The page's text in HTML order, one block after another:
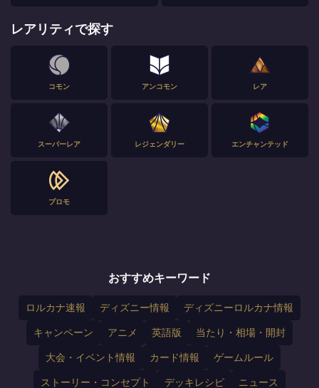
レアリティで探す
コモン アンコモン レア
スーパーレア レジェンダリー エンチャンテッド
プロモ
おすすめキーワード
ロルカナ速報 ディズニー情報 ディズニーロルカナ情報
キャンペーン アニメ 英語版 当たり・相場・開封
大会・イベント情報 カード情報 ゲームルール
ストーリー・コンセプト デッキレシピ ニュース